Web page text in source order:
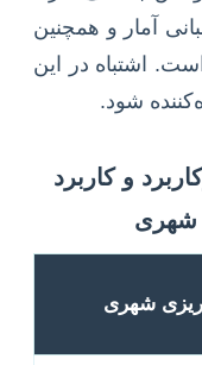
آمار و همچنین
اشتباه در این
شود.
و کاربرد
شهری
شهری